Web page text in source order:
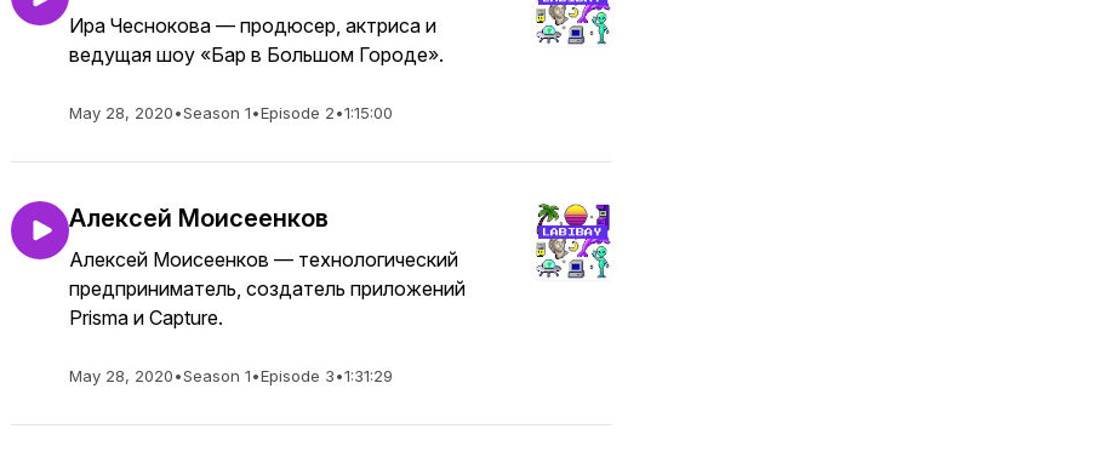
Ира Чеснокова — продюсер, актриса и
ведущая шоу «Бар в Большом Городе».
May 28, 2020•Season 1•Episode 2•1:15:00
Алексей Моисеенков
Алексей Моисеенков — технологический
предприниматель, создатель приложений
Prisma и Capture.
May 28, 2020•Season 1•Episode 3•1:31:29